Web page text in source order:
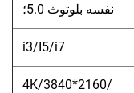
نفسه بلوتوث 5.0؛
i3/I5/i7
4K/3840*2160/